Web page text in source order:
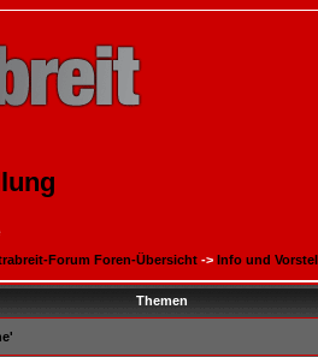
Forum Foren-Übersicht -> Info und
Themen